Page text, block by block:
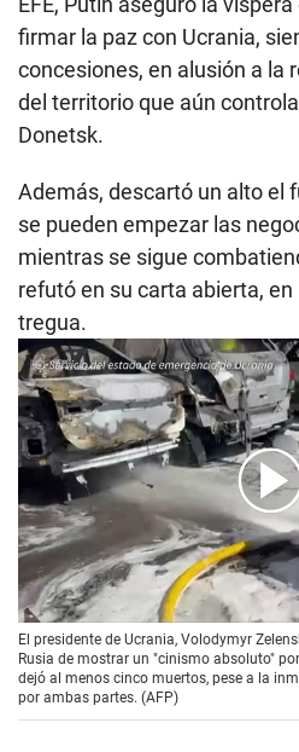
firmar la paz con Ucrania,
concesiones, en alusión a la
del territorio que aún
Donetsk.
Además, descartó un alto el
se pueden empezar las
mientras se sigue
refutó en su carta abierta,
tregua.
00:00 01:08
El presidente de Ucrania, Volodymyr
Rusia de mostrar un "cinismo absoluto"
dejó al menos cinco muertos, pese a la
por ambas partes. (AFP)